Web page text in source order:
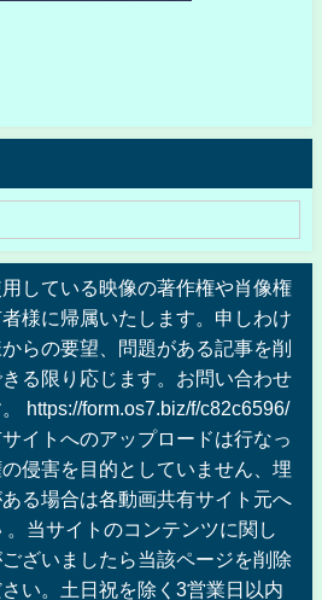
している映像の著作権や肖像権
様に帰属いたします。申しわけ
らの要望、問題がある記事を削
る限り応じます。お問い合わせ
https://form.os7.biz/f/c82c6596/
イトへのアップロードは行なっ
侵害を目的としていません、埋
る場合は各動画共有サイト元へ
当サイトのコンテンツに関し
ざいましたら当該ページを削除
い。土日祝を除く3営業日以内